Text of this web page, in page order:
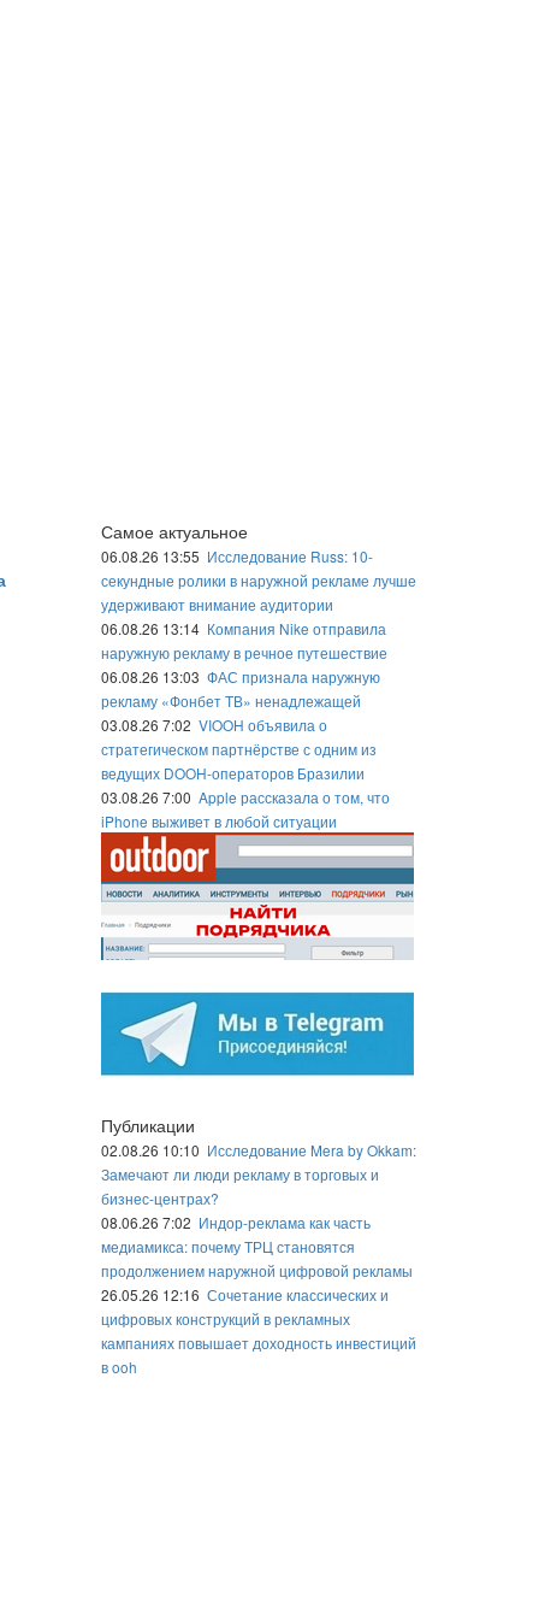
Самое актуальное
06.08.26 13:55 Исследование Russ: 10-
секундные ролики в наружной рекламе лучше
удерживают внимание аудитории
06.08.26 13:14 Компания Nike отправила
наружную рекламу в речное путешествие
06.08.26 13:03 ФАС признала наружную
рекламу «Фонбет ТВ» ненадлежащей
03.08.26 7:02 VIOOH объявила о
стратегическом партнёрстве с одним из
ведущих DOOH-операторов Бразилии
03.08.26 7:00 Apple рассказала о том, что
iPhone выживет в любой ситуации
Публикации
02.08.26 10:10 Исследование Mera by Okkam:
Замечают ли люди рекламу в торговых и
бизнес-центрах?
08.06.26 7:02 Индор-реклама как часть
медиамикса: почему ТРЦ становятся
продолжением наружной цифровой рекламы
26.05.26 12:16 Сочетание классических и
цифровых конструкций в рекламных
кампаниях повышает доходность инвестиций
в ooh